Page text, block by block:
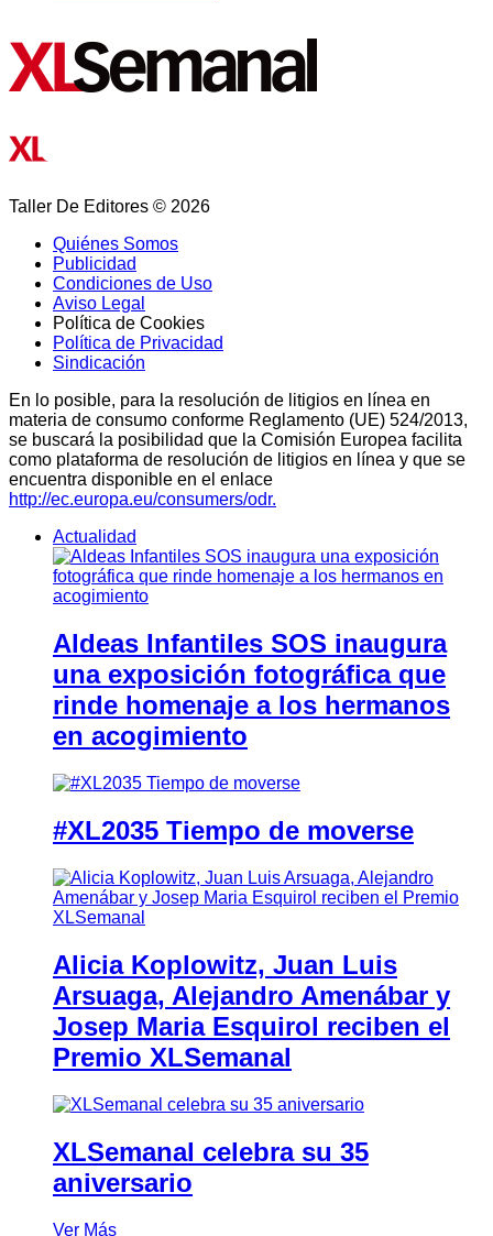
Taller De Editores © 2026
Quiénes Somos
Publicidad
Condiciones de Uso
Aviso Legal
Política de Cookies
Política de Privacidad
Sindicación
En lo posible, para la resolución de litigios en línea en
materia de consumo conforme Reglamento (UE) 524/2013,
se buscará la posibilidad que la Comisión Europea facilita
como plataforma de resolución de litigios en línea y que se
encuentra disponible en el enlace
http://ec.europa.eu/consumers/odr.
Actualidad
Aldeas Infantiles SOS inaugura
una exposición fotográfica que
rinde homenaje a los hermanos
en acogimiento
#XL2035 Tiempo de moverse
Alicia Koplowitz, Juan Luis
Arsuaga, Alejandro Amenábar y
Josep Maria Esquirol reciben el
Premio XLSemanal
XLSemanal celebra su 35
aniversario
Ver Más